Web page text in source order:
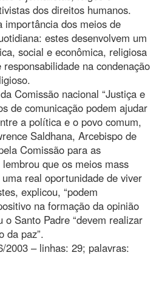
dos direitos humanos.
importância dos meios de
estes desenvolvem um
social e econômica, religiosa
na condenação
Comissão nacional “Justiça e
de comunicação podem ajudar
a política e o povo comum,
Saldhana, Arcebispo de
Comissão para as
que os meios mass
real oportunidade de viver
explicou, “podem
na formação da opinião
o Santo Padre “devem realizar
da paz”.
2003 – linhas: 29; palavras: